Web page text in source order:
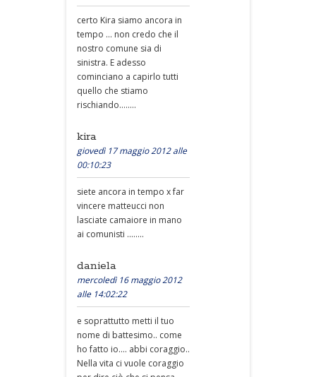
certo Kira siamo ancora in
tempo ... non credo che il
nostro comune sia di
sinistra. E adesso
cominciano a capirlo tutti
quello che stiamo
rischiando........
kira
giovedì 17 maggio 2012 alle
00:10:23
siete ancora in tempo x far
vincere matteucci non
lasciate camaiore in mano
ai comunisti ........
daniela
mercoledì 16 maggio 2012
alle 14:02:22
e soprattutto metti il tuo
nome di battesimo.. come
ho fatto io.... abbi coraggio..
Nella vita ci vuole coraggio